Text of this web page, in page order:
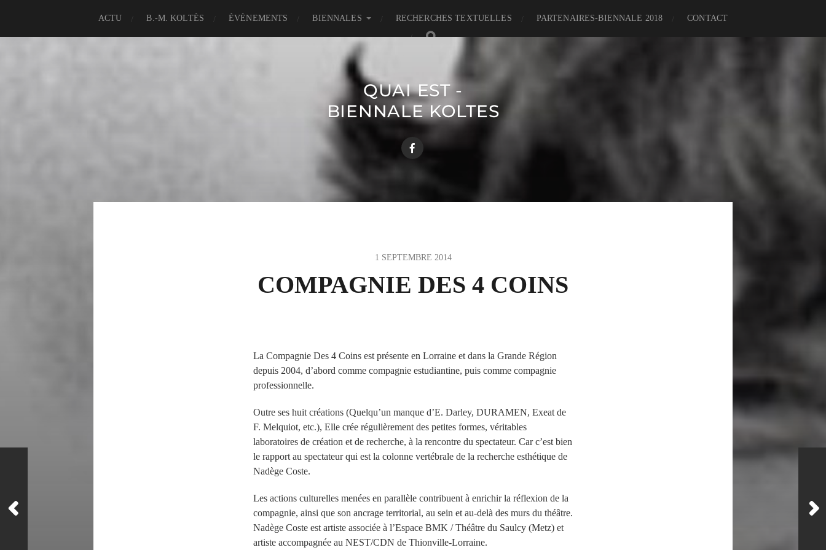
ACTU B.-M. KOLTÈS ÉVÈNEMENTS BIENNALES RECHERCHES TEXTUELLES PARTENAIRES-BIENNALE 2018 CONTACT
QUAI EST -
BIENNALE KOLTES
1 SEPTEMBRE 2014
COMPAGNIE DES 4 COINS
La Compagnie Des 4 Coins est présente en Lorraine et dans la Grande Région
depuis 2004, d’abord comme compagnie estudiantine, puis comme compagnie
professionnelle.
Outre ses huit créations (Quelqu’un manque d’E. Darley, DURAMEN, Exeat de
F. Melquiot, etc.), Elle crée régulièrement des petites formes, véritables
laboratoires de création et de recherche, à la rencontre du spectateur. Car c’est bien
le rapport au spectateur qui est la colonne vertébrale de la recherche esthétique de
Nadège Coste.
Les actions culturelles menées en parallèle contribuent à enrichir la réflexion de la
compagnie, ainsi que son ancrage territorial, au sein et au-delà des murs du théâtre.
Nadège Coste est artiste associée à l’Espace BMK / Théâtre du Saulcy (Metz) et
artiste accompagnée au NEST/CDN de Thionville-Lorraine.